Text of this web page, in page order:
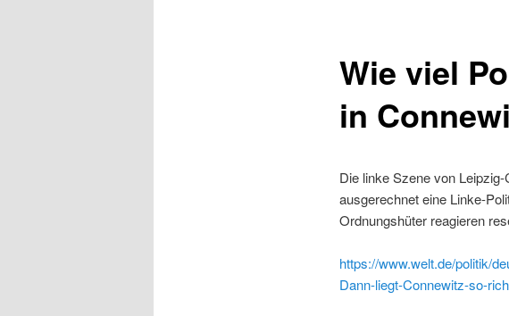
Wie viel
in
Die linke Szene von
ausgerechnet eine Linke-
Ordnungshüter reagieren
https://www.welt.de/politik/
Dann-liegt-Connewitz-so-